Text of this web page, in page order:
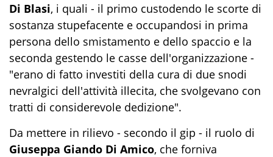
Di Blasi, i quali - il primo custodendo le scorte di
sostanza stupefacente e occupandosi in prima
persona dello smistamento e dello spaccio e la
seconda gestendo le casse dell'organizzazione -
"erano di fatto investiti della cura di due snodi
nevralgici dell'attività illecita, che svolgevano con
tratti di considerevole dedizione".
Da mettere in rilievo - secondo il gip - il ruolo di
Giuseppa Giando Di Amico, che forniva